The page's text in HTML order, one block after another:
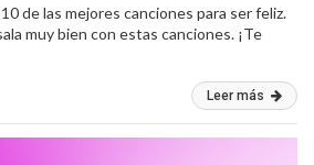
de las mejores canciones para ser feliz.
muy bien con estas canciones. ¡Te
Leer más